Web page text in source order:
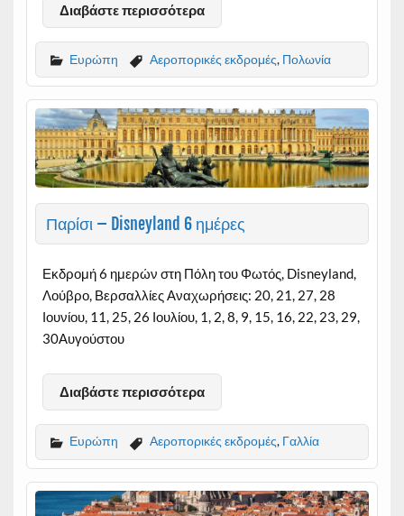
Διαβάστε περισσότερα
Ευρώπη Αεροπορικές εκδρομές, Πολωνία
Παρίσι – Disneyland 6 ημέρες
Εκδρομή 6 ημερών στη Πόλη του Φωτός, Disneyland,
Λούβρο, Βερσαλλίες Αναχωρήσεις: 20, 21, 27, 28
Ιουνίου, 11, 25, 26 Ιουλίου, 1, 2, 8, 9, 15, 16, 22, 23, 29,
30Αυγούστου
Διαβάστε περισσότερα
Ευρώπη Αεροπορικές εκδρομές, Γαλλία